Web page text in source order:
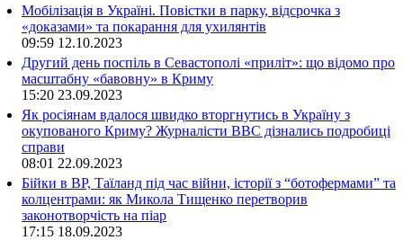
Мобілізація в Україні. Повістки в парку, відсрочка з
«доказами» та покарання для ухилянтів
09:59 12.10.2023
Другий день поспіль в Севастополі «приліт»: що відомо про
масштабну «бавовну» в Криму
15:20 23.09.2023
Як росіянам вдалося швидко вторгнутись в Україну з
окупованого Криму? Журналісти ВВС дізнались подробиці
справи
08:01 22.09.2023
Бійки в ВР, Таїланд під час війни, історії з “ботофермами” та
колцентрами: як Микола Тищенко перетворив
законотворчість на піар
17:15 18.09.2023